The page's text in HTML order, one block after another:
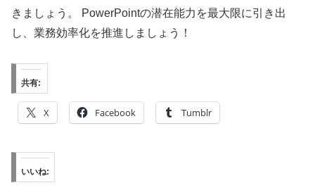
きましょう。 PowerPointの潜在能力を最大限に引き出
し、業務効率化を推進しましょう！
共有:
X Facebook Tumblr
いいね: